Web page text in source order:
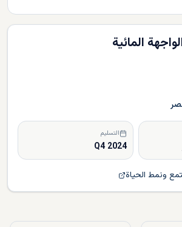
المائية
التسليم
Q4 2024
ونمط الحياة